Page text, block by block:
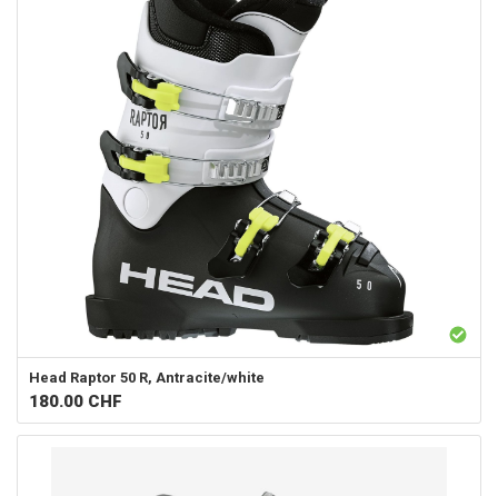
Head Raptor 50 R, Antracite/white
180.00 CHF